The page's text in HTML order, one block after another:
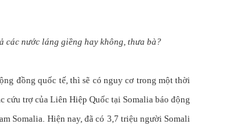
các nước láng giềng hay không, thưa bà?
đồng quốc tế, thì sẽ có nguy cơ trong một thời
cứu trợ của Liên Hiệp Quốc tại Somalia báo động
Somalia. Hiện nay, đã có 3,7 triệu người Somali